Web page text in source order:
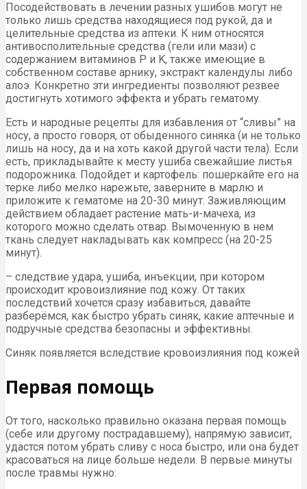
Посодействовать в лечении разных ушибов могут не
только лишь средства находящиеся под рукой, да и
целительные средства из аптеки. К ним относятся
антивосполительные средства (гели или мази) с
содержанием витаминов P и K, также имеющие в
собственном составе арнику, экстракт календулы либо
алоэ. Конкретно эти ингредиенты позволяют резвее
достигнуть хотимого эффекта и убрать гематому.
Есть и народные рецепты для избавления от “сливы” на
носу, а просто говоря, от обыденного синяка (и не только
лишь на носу, да и на хоть какой другой части тела). Если
есть, прикладывайте к месту ушиба свежайшие листья
подорожника. Подойдет и картофель: пошеркайте его на
терке либо мелко нарежьте, заверните в марлю и
приложите к гематоме на 20-30 минут. Заживляющим
действием обладает растение мать-и-мачеха, из
которого можно сделать отвар. Вымоченную в нем
ткань следует накладывать как компресс (на 20-25
минут).
– следствие удара, ушиба, инъекции, при котором
происходит кровоизлияние под кожу. От таких
последствий хочется сразу избавиться, давайте
разберёмся, как быстро убрать синяк, какие аптечные и
подручные средства безопасны и эффективны.
Синяк появляется вследствие кровоизлияния под кожей
Первая помощь
От того, насколько правильно оказана первая помощь
(себе или другому пострадавшему), напрямую зависит,
удастся потом убрать сливу с носа быстро, или она будет
красоваться на лице больше недели. В первые минуты
после травмы нужно: